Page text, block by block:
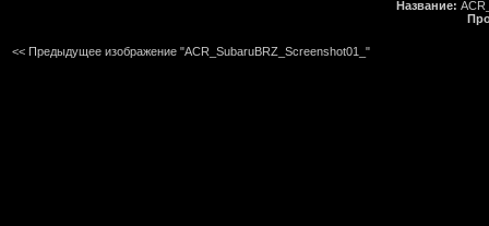
Название:
<< Предыдущее изображение "ACR_SubaruBRZ_Screenshot01_"